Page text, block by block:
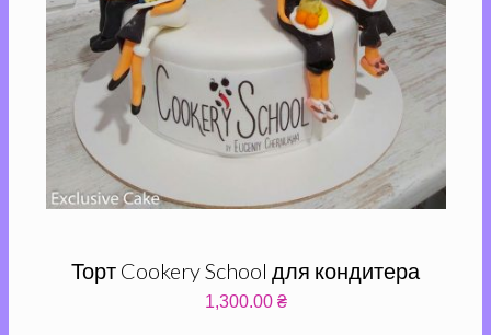
Торт Cookery School для кондитера
1,300.00 ₴